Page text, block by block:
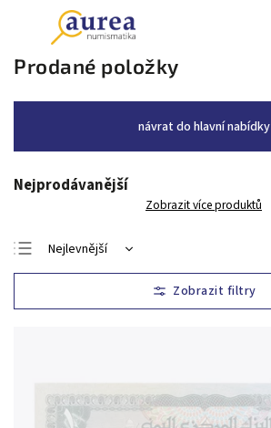
Prodané položky
návrat do hlavní nabídky
Nejprodávanější
Zobrazit více produktů
Nejlevnější
Nejdražší
Nejprodávanější